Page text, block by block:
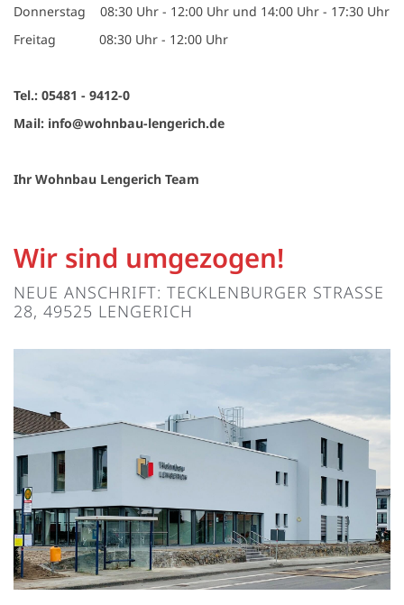
Donnerstag 08:30 Uhr - 12:00 Uhr und 14:00 Uhr - 17:30 Uhr
Freitag 08:30 Uhr - 12:00 Uhr
Tel.: 05481 - 9412-0
Mail: info@wohnbau-lengerich.de
Ihr Wohnbau Lengerich Team
Wir sind umgezogen!
NEUE ANSCHRIFT: TECKLENBURGER STRASSE 2
8, 49525 LENGERICH